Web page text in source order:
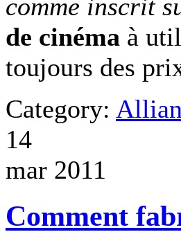
comme inscrit
de cinéma à
toujours des
Category:
14
mar 2011
Comment